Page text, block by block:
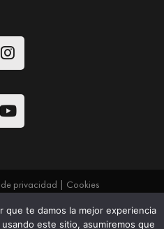
privacidad | Cookies
que te damos la mejor experiencia
este sitio, asumiremos que